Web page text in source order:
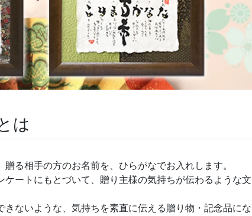
は
る相手の方のお名前を、ひらがなでお入れします。
ートにもとづいて、贈り主様の気持ちが伝わるような文
ないような、気持ちを素直に伝える贈り物・記念品にな